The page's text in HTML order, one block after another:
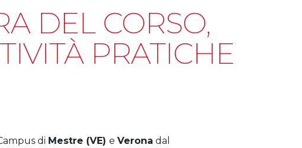
DEL CORSO,
PRATICHE
di Mestre (VE)eVerona dal